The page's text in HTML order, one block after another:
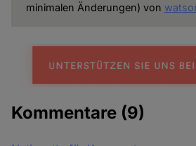
minimalen Änderungen) von
Kommentare (9)